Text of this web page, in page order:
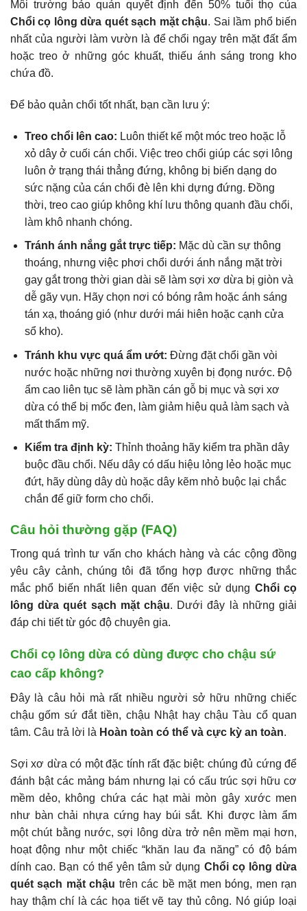
Môi trường bảo quản quyết định đến 50% tuổi thọ của
Chổi cọ lông dừa quét sạch mặt chậu. Sai lầm phổ biến
nhất của người làm vườn là để chổi ngay trên mặt đất ẩm
hoặc treo ở những góc khuất, thiếu ánh sáng trong kho
chứa đồ.
Để bảo quản chổi tốt nhất, bạn cần lưu ý:
Treo chổi lên cao: Luôn thiết kế một móc treo hoặc lỗ
xỏ dây ở cuối cán chổi. Việc treo chổi giúp các sợi lông
luôn ở trạng thái thẳng đứng, không bị biến dạng do
sức nặng của cán chổi đè lên khi dựng đứng. Đồng
thời, treo cao giúp không khí lưu thông quanh đầu chổi,
làm khô nhanh chóng.
Tránh ánh nắng gắt trực tiếp: Mặc dù cần sự thông
thoáng, nhưng việc phơi chổi dưới ánh nắng mặt trời
gay gắt trong thời gian dài sẽ làm sợi xơ dừa bị giòn và
dễ gãy vụn. Hãy chọn nơi có bóng râm hoặc ánh sáng
tán xạ, thoáng gió (như dưới mái hiên hoặc cạnh cửa
sổ kho).
Tránh khu vực quá ẩm ướt: Đừng đặt chổi gần vòi
nước hoặc những nơi thường xuyên bị đọng nước. Độ
ẩm cao liên tục sẽ làm phần cán gỗ bị mục và sợi xơ
dừa có thể bị mốc đen, làm giảm hiệu quả làm sạch và
mất thẩm mỹ.
Kiểm tra định kỳ: Thỉnh thoảng hãy kiểm tra phần dây
buộc đầu chổi. Nếu dây có dấu hiệu lỏng lẻo hoặc mục
đứt, hãy dùng dây dù hoặc dây kẽm nhỏ buộc lại chắc
chắn để giữ form cho chổi.
Câu hỏi thường gặp (FAQ)
Trong quá trình tư vấn cho khách hàng và các cộng đồng
yêu cây cảnh, chúng tôi đã tổng hợp được những thắc
mắc phổ biến nhất liên quan đến việc sử dụng Chổi cọ
lông dừa quét sạch mặt chậu. Dưới đây là những giải
đáp chi tiết từ góc độ chuyên gia.
Chổi cọ lông dừa có dùng được cho chậu sứ
cao cấp không?
Đây là câu hỏi mà rất nhiều người sở hữu những chiếc
chậu gốm sứ đắt tiền, chậu Nhật hay chậu Tàu cổ quan
tâm. Câu trả lời là Hoàn toàn có thể và cực kỳ an toàn.
Sợi xơ dừa có một đặc tính rất đặc biệt: chúng đủ cứng để
đánh bật các mảng bám nhưng lại có cấu trúc sợi hữu cơ
mềm dẻo, không chứa các hạt mài mòn gây xước men
như bàn chải nhựa cứng hay búi sắt. Khi được làm ẩm
một chút bằng nước, sợi lông dừa trở nên mềm mại hơn,
hoạt động như một chiếc “khăn lau đa năng” có độ bám
dính cao. Bạn có thể yên tâm sử dụng Chổi cọ lông dừa
quét sạch mặt chậu trên các bề mặt men bóng, men rạn
hay thậm chí là các họa tiết vẽ tay thủ công. Nó giúp loại